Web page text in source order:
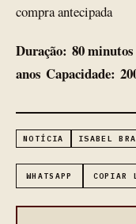
compra antecipada
Duração: 80 minutos
anos Capacidade:
NOTÍCIA ISABEL
WHATSAPP COPIAR